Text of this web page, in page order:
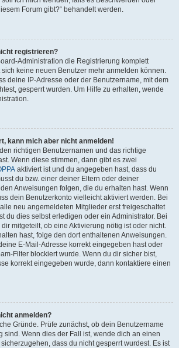
Forum gibt?“ behandelt werden.
registrieren?
Administration die Registrierung komplett
keine neuen Benutzer mehr anmelden können.
deine IP-Adresse oder der Benutzername, mit dem
gesperrt wurden. Um Hilfe zu erhalten, wende
kann mich aber nicht anmelden!
richtigen Benutzernamen und das richtige
Wenn diese stimmen, dann gibt es zwei
aktiviert ist und du angegeben hast, dass du
du bzw. einer deiner Eltern oder deiner
Anweisungen folgen, die du erhalten hast. Wenn
dein Benutzerkonto vielleicht aktiviert werden. Bei
neu angemeldeten Mitglieder erst freigeschaltet
du dies selbst erledigen oder ein Administrator. Bei
mitgeteilt, ob eine Aktivierung nötig ist oder nicht.
hast, folge den dort enthaltenen Anweisungen.
E-Mail-Adresse korrekt eingegeben hast oder
Filter blockiert wurde. Wenn du dir sicher bist,
korrekt eingegeben wurde, dann kontaktiere einen
anmelden?
Gründe. Prüfe zunächst, ob dein Benutzername
sind. Wenn dies der Fall ist, wende dich an einen
dass du nicht gesperrt wurdest. Es ist